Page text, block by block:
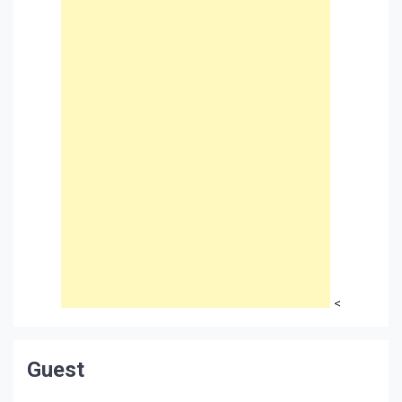
<
Guest